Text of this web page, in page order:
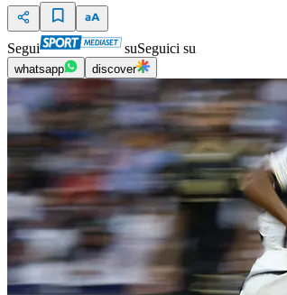
Segui suSeguici su
whatsapp discover